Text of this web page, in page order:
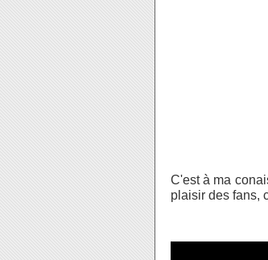
C'est à ma
plaisir des fans,